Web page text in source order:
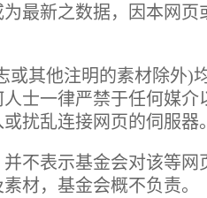
最新之数据，因本网
其他注明的素材除外)
士一律严禁于任何媒
扰乱连接网页的伺服器。
不表示基金会对该等
材，基金会概不负责。